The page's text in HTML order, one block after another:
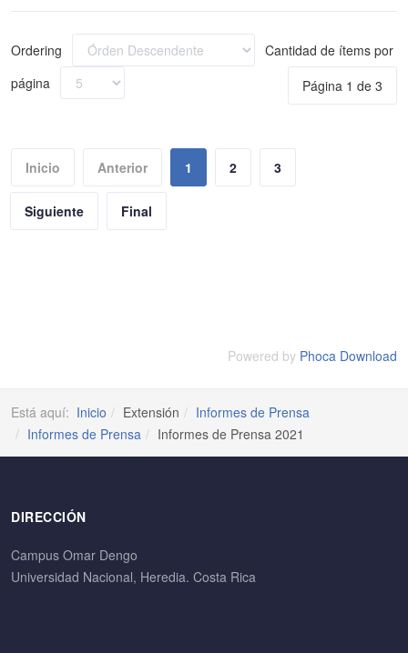
Ordering
Cantidad de ítems por
página
Página 1 de 3
Inicio Anterior 1 2 3
Siguiente Final
Powered by Phoca Download
Está aquí: Inicio Extensión
Informes de Prensa
Informes de Prensa
Informes de Prensa 2021
DIRECCIÓN
Campus Omar Dengo
Universidad Nacional, Heredia. Costa Rica